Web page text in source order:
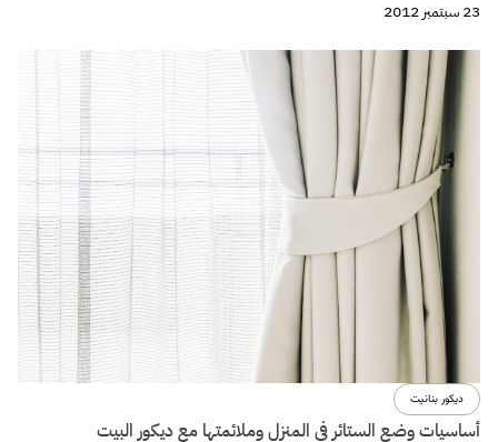
23 سبتمبر 2012
ديكور بنانيت
أساسيات وضع الستائر فى المنزل وملائمتها مع ديكور البيت